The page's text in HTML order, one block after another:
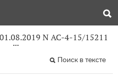
N АС-4-15/15211
Поиск в тексте